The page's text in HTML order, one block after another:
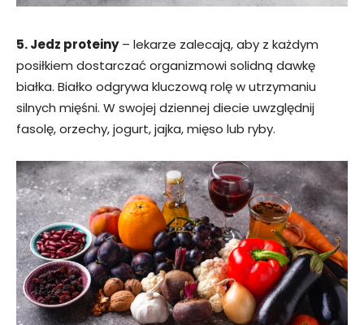
5. Jedz proteiny– lekarze zalecają, aby z każdym
posiłkiem dostarczać organizmowi solidną dawkę
białka. Białko odgrywa kluczową rolę w utrzymaniu
silnych mięśni. W swojej dziennej diecie uwzględnij
fasolę, orzechy, jogurt, jajka, mięso lub ryby.